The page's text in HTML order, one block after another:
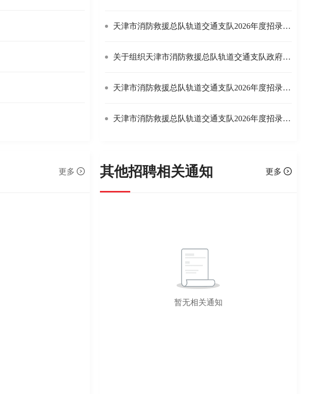
天津市消防救援总队轨道交通支队2026年度招录政府专职消防员总成绩公告
关于组织天津市消防救援总队轨道交通支队政府专职消防员招录面试和心理测试的通知
天津市消防救援总队轨道交通支队2026年度招录政府专职消防员体能测试和岗位适应性测试成绩公告
天津市消防救援总队轨道交通支队2026年度招录政府专职消防员体能测试和岗位适应性测试的公告
更多 其他招聘相关通知 更多
暂无相关通知